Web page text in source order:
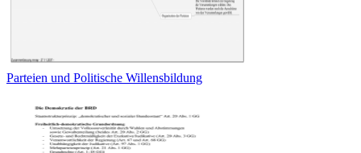
Parteien und Politische Willensbildung